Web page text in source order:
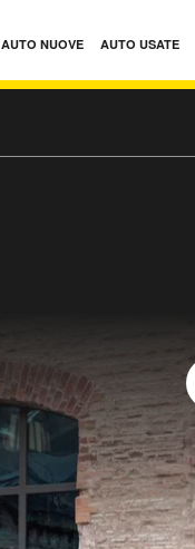
AUTO NUOVE AUTO USATE